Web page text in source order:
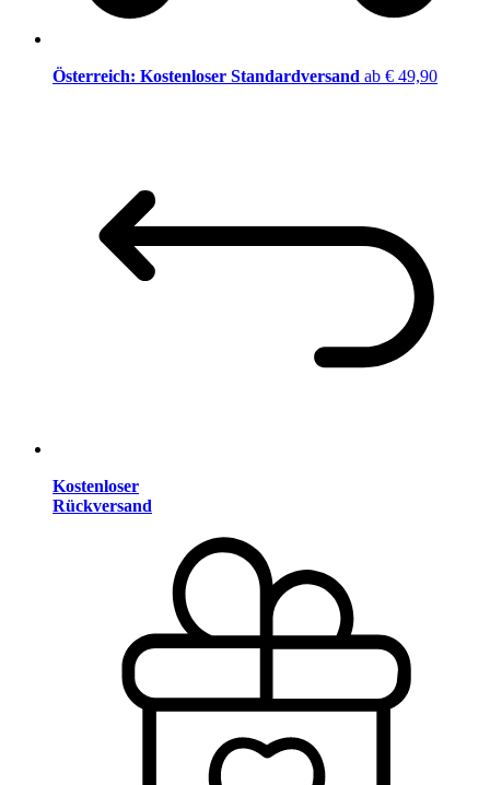
Österreich: Kostenloser Standardversand ab € 49,90
Kostenloser
Rückversand